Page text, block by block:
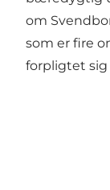
om
som er fire
forpligtet